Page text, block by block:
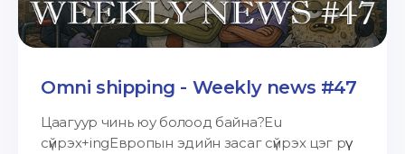
Omni shipping - Weekly news #47
Цаагуур чинь юу болоод байна?Eu
сүйрэх+ingЕвропын эдийн засаг сүйрэх цэг рүү